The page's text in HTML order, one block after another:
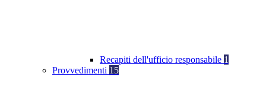
Recapiti dell'ufficio responsabile 1
Provvedimenti 15